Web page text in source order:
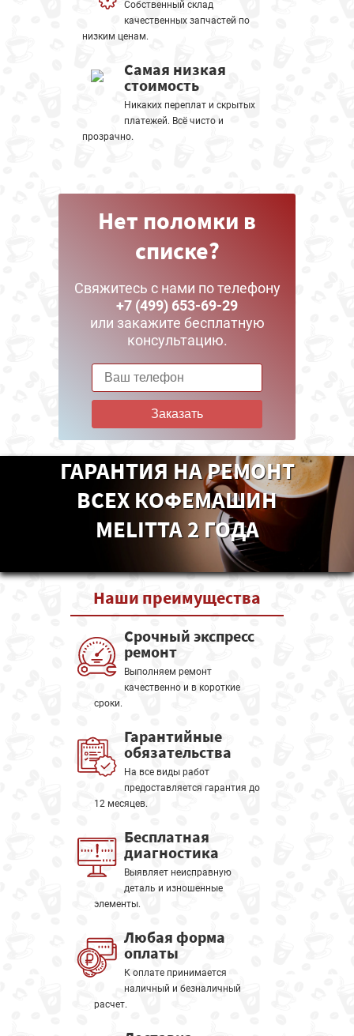
Собственный склад
качественных запчастей по
низким ценам.
Самая низкая
стоимость
Никаких переплат и скрытых
платежей. Всё чисто и
прозрачно.
Нет поломки в
списке?
Свяжитесь с нами по телефону
+7 (499) 653-69-29
или закажите бесплатную
консультацию.
Заказать
ГАРАНТИЯ НА РЕМОНТ
ВСЕХ КОФЕМАШИН
MELITTA 2 ГОДА
Наши преимущества
Срочный экспресс
ремонт
Выполняем ремонт
качественно и в короткие
сроки.
Гарантийные
обязательства
На все виды работ
предоставляется гарантия до
12 месяцев.
Бесплатная
диагностика
Выявляет неисправную
деталь и изношенные
элементы.
Любая форма
оплаты
К оплате принимается
наличный и безналичный
расчет.